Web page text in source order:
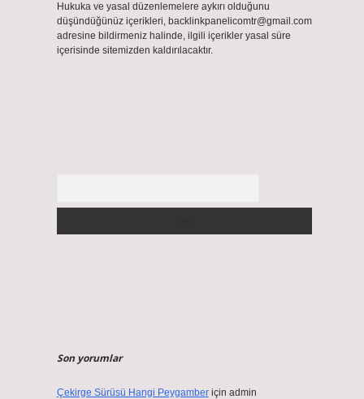
Hukuka ve yasal düzenlemelere aykırı olduğunu
düşündüğünüz içerikleri, backlinkpanelicomtr@gmail.com
adresine bildirmeniz halinde, ilgili içerikler yasal süre
içerisinde sitemizden kaldırılacaktır.
Son yorumlar
Çekirge Sürüsü Hangi Peygamberiçin admin